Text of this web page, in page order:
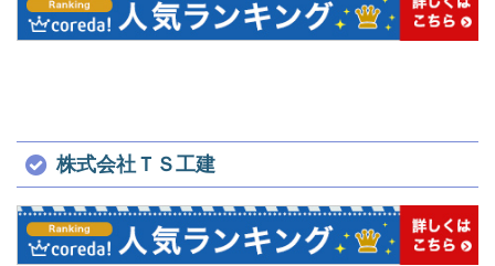
株式会社ＴＳ工建